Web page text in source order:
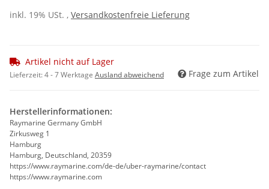
inkl. 19% USt. , Versandkostenfreie Lieferung
Artikel nicht auf Lager
Lieferzeit:4 - 7 Werktage Ausland abweichend Frage zum Artikel
Herstellerinformationen:
Raymarine Germany GmbH
Zirkusweg 1
Hamburg
Hamburg, Deutschland, 20359
https://www.raymarine.com/de-de/uber-raymarine/contact
https://www.raymarine.com